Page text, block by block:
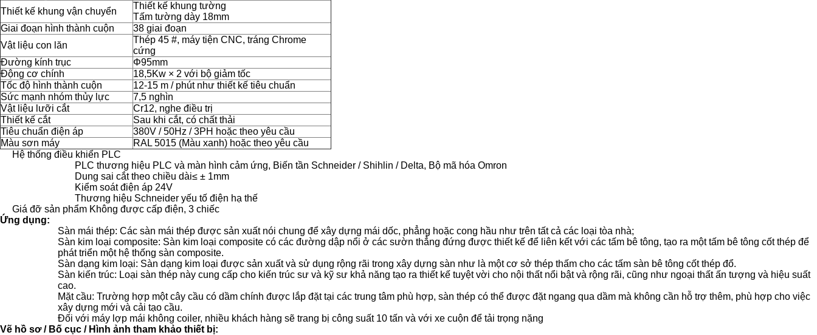
Thiết kế khung vận chuyển
Thiết kế khung tường
Tấm tường dày 18mm
Giai đoạn hình thành cuộn
38 giai đoạn
Vật liệu con lăn
Thép 45 #, máy tiện CNC, tráng Chrome
cứng
Đường kính trục
Φ95mm
Động cơ chính
18,5Kw × 2 với bộ giảm tốc
Tốc độ hình thành cuộn
12-15 m / phút như thiết kế tiêu chuẩn
Sức mạnh nhóm thủy lực
7,5 nghìn
Vật liệu lưỡi cắt
Cr12, nghe điều trị
Thiết kế cắt
Sau khi cắt, có chất thải
Tiêu chuẩn điện áp
380V / 50Hz / 3PH hoặc theo yêu cầu
Màu sơn máy
RAL 5015 (Màu xanh) hoặc theo yêu cầu
Hệ thống điều khiển PLC
PLC thương hiệu PLC và màn hình cảm ứng, Biến tần Schneider / Shihlin / Delta, Bộ mã hóa Omron
Dung sai cắt theo chiều dài≤ ± 1mm
Kiểm soát điện áp 24V
Thương hiệu Schneider yếu tố điện hạ thế
Giá đỡ sản phẩm Không được cấp điện, 3 chiếc
Ứng dụng:
Sàn mái thép: Các sàn mái thép được sản xuất nói chung để xây dựng mái dốc, phẳng hoặc cong hầu như trên tất cả các loại tòa nhà;
Sàn kim loại composite: Sàn kim loại composite có các đường dập nổi ở các sườn thẳng đứng được thiết kế để liên kết với các tấm bê tông, tạo ra một tấm bê tông cốt thép để
phát triển một hệ thống sàn composite.
Sàn dạng kim loại: Sàn dạng kim loại được sản xuất và sử dụng rộng rãi trong xây dựng sàn như là một cơ sở thép thấm cho các tấm sàn bê tông cốt thép đổ.
Sàn kiến ​​trúc: Loại sàn thép này cung cấp cho kiến ​​trúc sư và kỹ sư khả năng tạo ra thiết kế tuyệt vời cho nội thất nổi bật và rộng rãi, cũng như ngoại thất ấn tượng và hiệu suất
cao.
Mặt cầu: Trường hợp một cây cầu có dầm chính được lắp đặt tại các trung tâm phù hợp, sàn thép có thể được đặt ngang qua dầm mà không cần hỗ trợ thêm, phù hợp cho việc
xây dựng mới và cải tạo cầu.
Đối với máy lợp mái không coiler, nhiều khách hàng sẽ trang bị công suất 10 tấn và với xe cuộn để tải trọng nặng
Vẽ hồ sơ / Bố cục / Hình ảnh tham khảo thiết bị: